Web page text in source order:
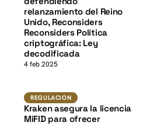
relanzamiento del Reino
Unido, Reconsiders
Reconsiders Política
criptográfica: Ley
decodificada
4 feb 2025
Regulacion
REGULACION
Kraken asegura la licencia
MiFID para ofrecer